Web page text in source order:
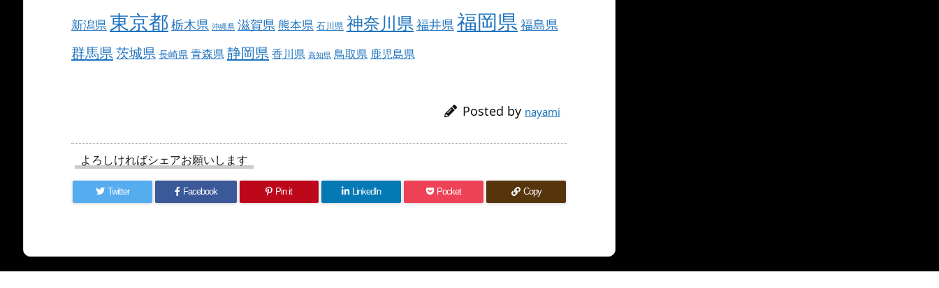
新潟県 東京都 栃木県 沖縄県 滋賀県 熊本県 石川県 神奈川県 福井県 福岡県福島県
群馬県茨城県 長崎県 青森県静岡県 香川県 高知県 鳥取県 鹿児島県
Posted by nayami
よろしければシェアお願いします
Twitter Facebook Pin it LinkedIn Pocket Copy